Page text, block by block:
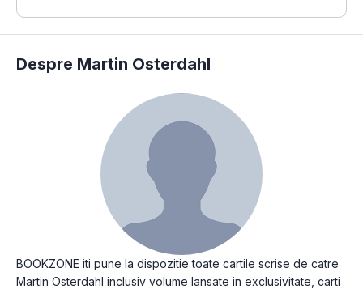
Despre Martin Osterdahl
BOOKZONE iti pune la dispozitie toate cartile scrise de catre
Martin Osterdahl inclusiv volume lansate in exclusivitate, carti